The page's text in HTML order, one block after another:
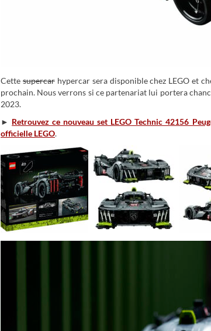
Cette supercarhypercar sera disponible chez LEGO et
prochain. Nous verrons si ce partenariat lui portera
2023.
► Retrouvez ce nouveau set LEGO Technic 42156
officielle LEGO.